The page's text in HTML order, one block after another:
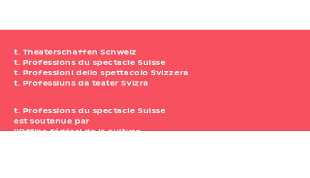
t. Theaterschaffen Schweiz
t. Professions du spectacle Suisse
t. Professioni dello spettacolo Svizzera
t. Professiuns da teater Svizra
t. Professions du spectacle Suisse
est soutenue par
l'Office fédéral de la culture.